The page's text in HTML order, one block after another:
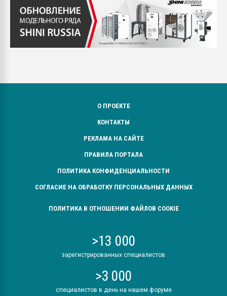
О ПРОЕКТЕ
КОНТАКТЫ
РЕКЛАМА НА САЙТЕ
ПРАВИЛА ПОРТАЛА
ПОЛИТИКА КОНФИДЕНЦИАЛЬНОСТИ
СОГЛАСИЕ НА ОБРАБОТКУ ПЕРСОНАЛЬНЫХ ДАННЫХ
ПОЛИТИКА В ОТНОШЕНИИ ФАЙЛОВ COOKIE
>13 000
зарегистрированных специалистов
>3 000
специалистов в день на нашем форуме